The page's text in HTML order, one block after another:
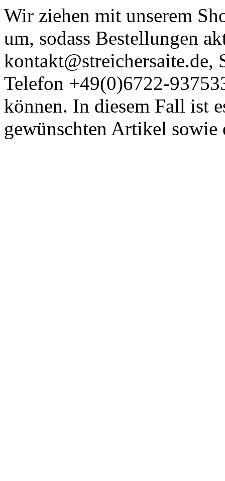
Wir ziehen mit unserem
um, sodass Bestellungen
kontakt@streichersaite.de,
Telefon +49(0)6722-
können. In diesem Fall ist
gewünschten Artikel sowie